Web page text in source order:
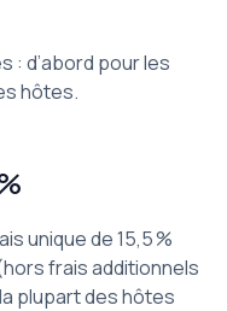
: d’abord pour les
hôtes.
unique de 15,5 %
frais additionnels
plupart des hôtes